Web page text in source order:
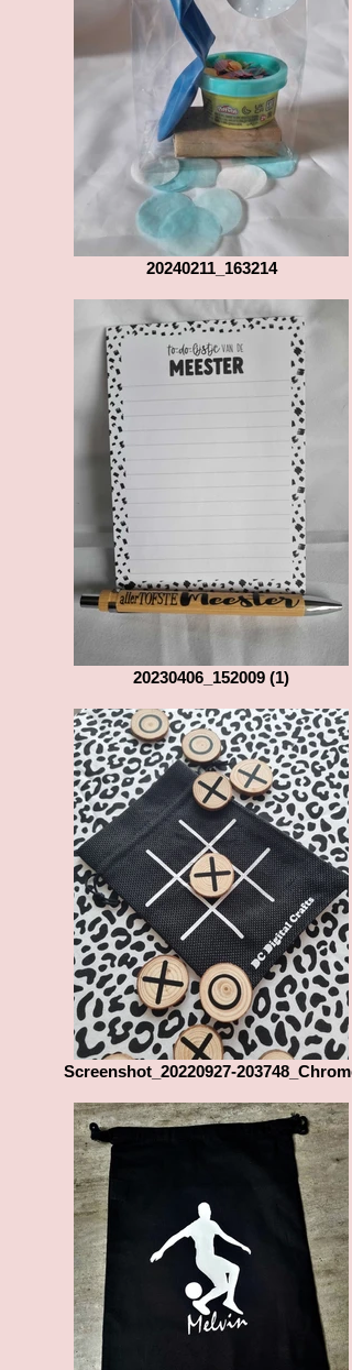
20240211_163214
20230406_152009 (1)
Screenshot_20220927-203748_Chrome